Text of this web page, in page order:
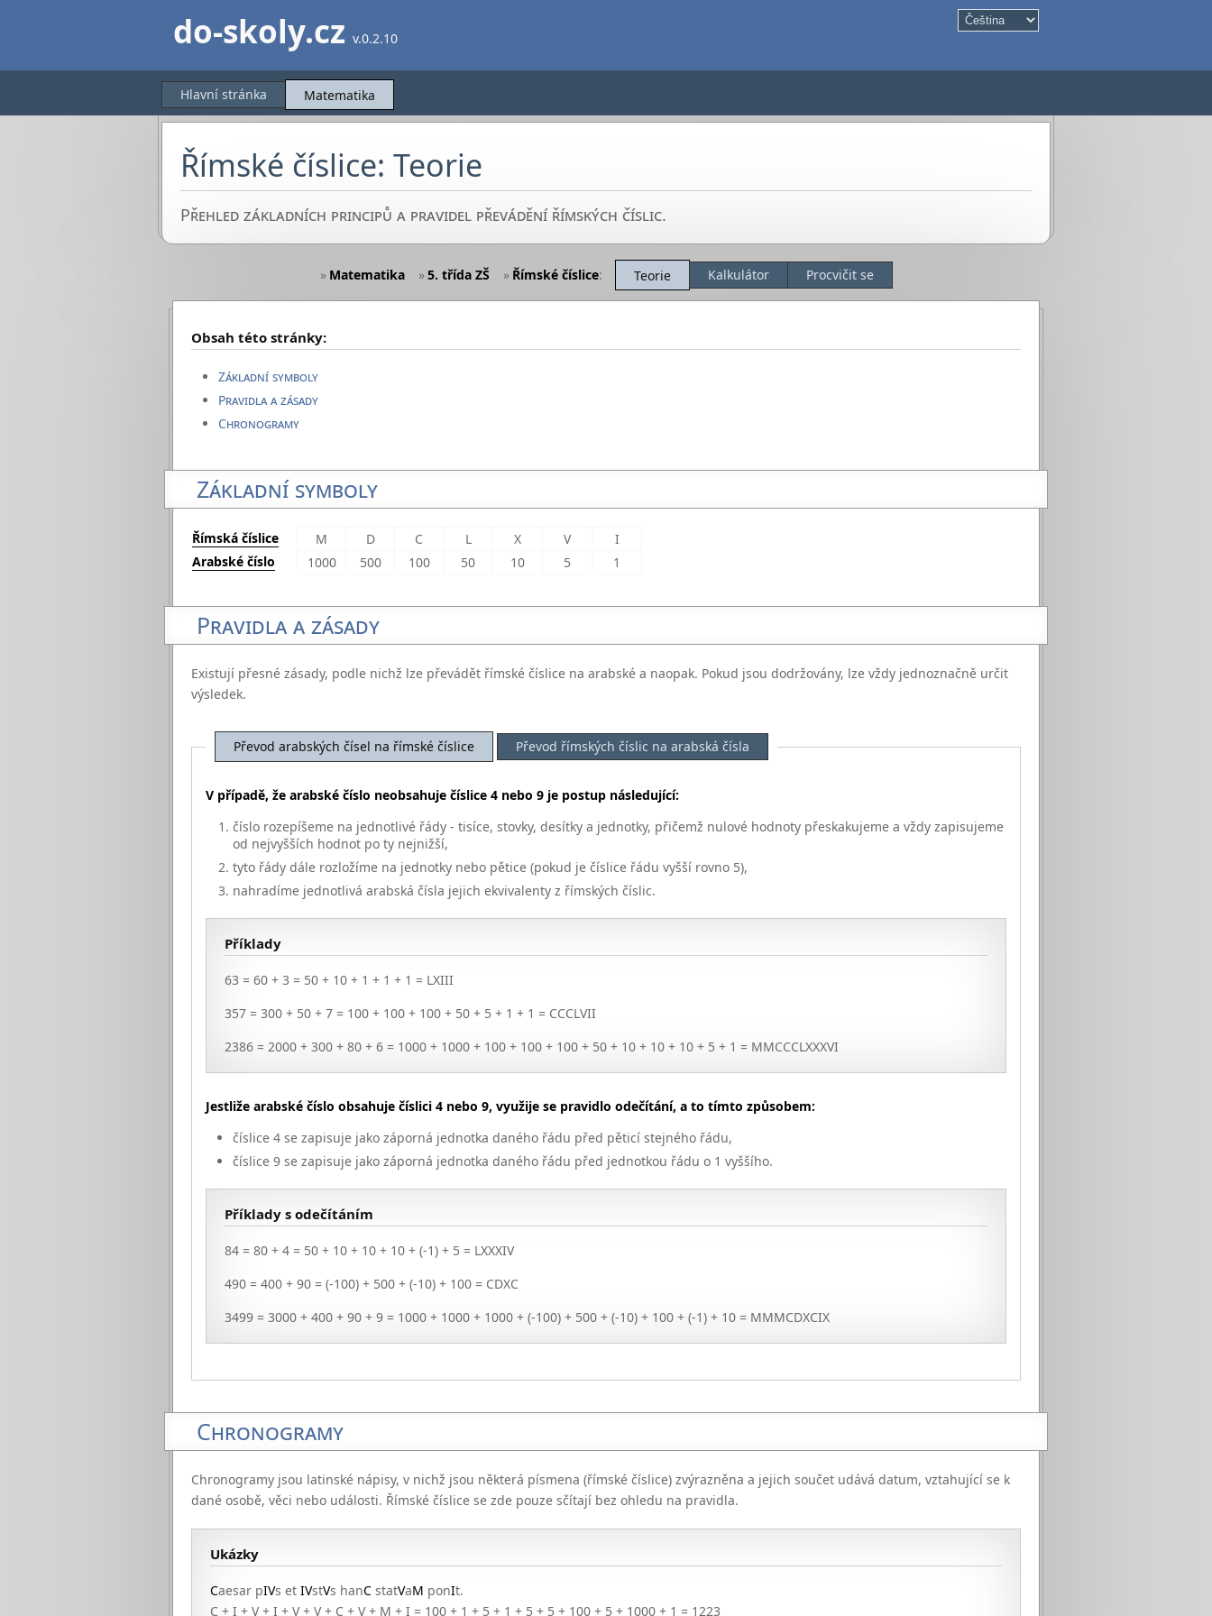
do-skoly.cz v.0.2.10
Hlavní stránka Matematika
Římské číslice: Teorie
Přehled základních principů a pravidel převádění římských číslic.
» Matematika »5. třída ZŠ » Římské číslice: Teorie Kalkulátor Procvičit se
Obsah této stránky:
Základní symboly
Pravidla a zásady
Chronogramy
Základní symboly
Římská číslice M D C L X V
I
Arabské číslo
1000 500 100 50 10 5 1
Pravidla a zásady
Existují přesné zásady, podle nichž lze převádět římské číslice na arabské a naopak. Pokud jsou dodržovány, lze vždy jednoznačně určit
výsledek.
Převod arabských čísel na římské číslice Převod římských číslic na arabská čísla
V případě, že arabské číslo neobsahuje číslice 4 nebo 9 je postup následující:
číslo rozepíšeme na jednotlivé řády - tisíce, stovky, desítky a jednotky, přičemž nulové hodnoty přeskakujeme a vždy zapisujeme
od nejvyšších hodnot po ty nejnižší,
tyto řády dále rozložíme na jednotky nebo pětice (pokud je číslice řádu vyšší rovno 5),
nahradíme jednotlivá arabská čísla jejich ekvivalenty z římských číslic.
Příklady
63 = 60 + 3 = 50 + 10 + 1 + 1 + 1 = LXIII
357 = 300 + 50 + 7 = 100 + 100 + 100 + 50 + 5 + 1 + 1 = CCCLVII
2386 = 2000 + 300 + 80 + 6 = 1000 + 1000 + 100 + 100 + 100 + 50 + 10 + 10 + 10 + 5 + 1 = MMCCCLXXXVI
Jestliže arabské číslo obsahuje číslici 4 nebo 9, využije se pravidlo odečítání, a to tímto způsobem:
číslice 4 se zapisuje jako záporná jednotka daného řádu před pěticí stejného řádu,
číslice 9 se zapisuje jako záporná jednotka daného řádu před jednotkou řádu o 1 vyššího.
Příklady s odečítáním
84 = 80 + 4 = 50 + 10 + 10 + 10 + (-1) + 5 = LXXXIV
490 = 400 + 90 = (-100) + 500 + (-10) + 100 = CDXC
3499 = 3000 + 400 + 90 + 9 = 1000 + 1000 + 1000 + (-100) + 500 + (-10) + 100 + (-1) + 10 = MMMCDXCIX
Chronogramy
Chronogramy jsou latinské nápisy, v nichž jsou některá písmena (římské číslice) zvýrazněna a jejich součet udává datum, vztahující se k
dané osobě, věci nebo události. Římské číslice se zde pouze sčítají bez ohledu na pravidla.
Ukázky
Caesar pIVs et IVstVs hanC statVaM ponIt.
C + I + V + I + V + V + C + V + M + I = 100 + 1 + 5 + 1 + 5 + 5 + 100 + 5 + 1000 + 1 = 1223